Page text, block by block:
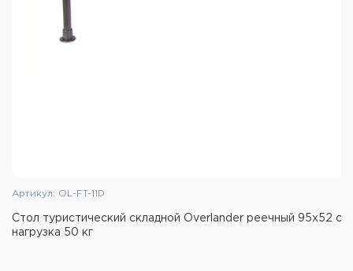
Масса: 3,5 кг
Артикул: OL-FT-11D
Стол туристический складной Overlander реечный 95х52 см
нагрузка 50 кг